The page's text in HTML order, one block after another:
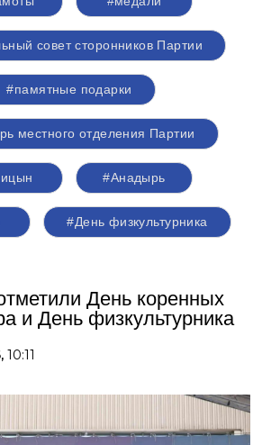
совет сторонников Партии
#памятные подарки
местного отделения Партии
#Анадырь
#День физкультурника
День коренных
и День физкультурника
10:11